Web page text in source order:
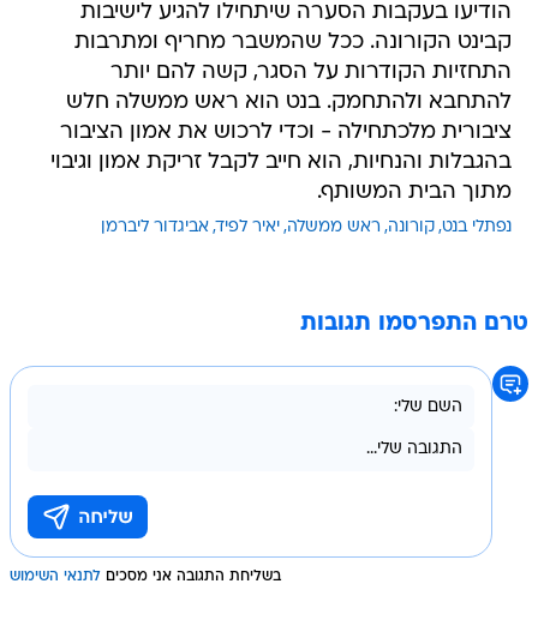
הודיעו בעקבות הסערה שיתחילו להגיע לישיבות
קבינט הקורונה. ככל שהמשבר מחריף ומתרבות
התחזיות הקודרות על הסגר, קשה להם יותר
להתחבא ולהתחמק. בנט הוא ראש ממשלה חלש
ציבורית מלכתחילה - וכדי לרכוש את אמון הציבור
בהגבלות והנחיות, הוא חייב לקבל זריקת אמון וגיבוי
מתוך הבית המשותף.
נפתלי בנט קורונה ראש ממשלה יאיר לפיד אביגדור ליברמן
טרם התפרסמו תגובות
בשליחת התגובה אני מסכים לתנאי השימוש